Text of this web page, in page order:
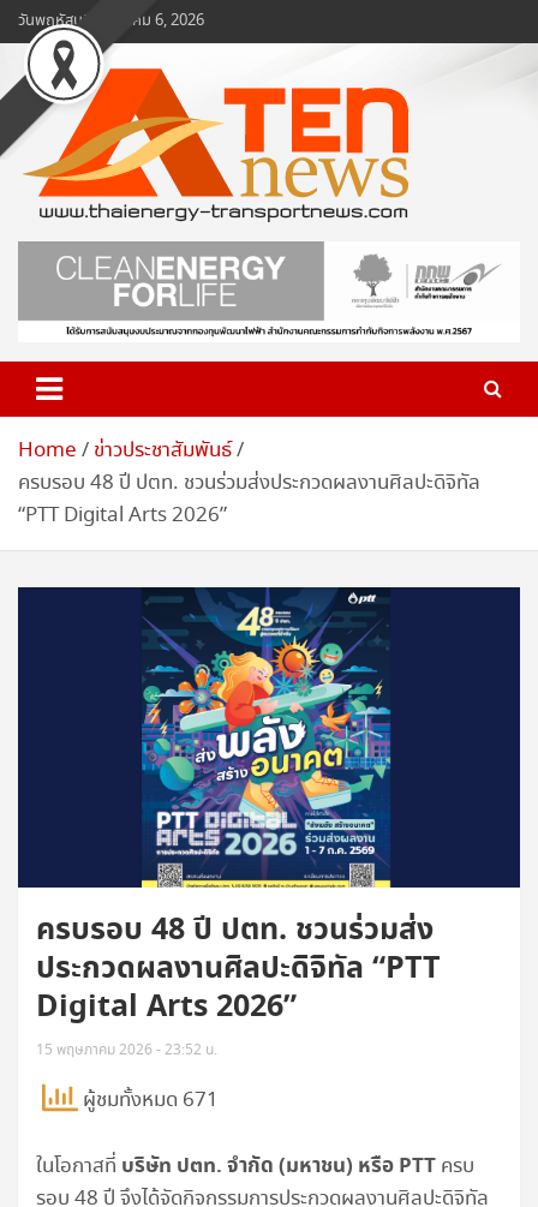
Skip
to
content
วันพฤหัสบดี, สิงหาคม 6, 2026
www.ten-news.com
ข่าวพลังงานและคมนาคม
Home
ข่าวประชาสัมพันธ์
ครบรอบ 48 ปี ปตท. ชวนร่วมส่งประกวดผลงานศิลปะดิจิทัล
“PTT Digital Arts 2026”
ครบรอบ 48 ปี ปตท. ชวนร่วมส่ง
ประกวดผลงานศิลปะดิจิทัล “PTT
Digital Arts 2026”
15 พฤษภาคม 2026 - 23:52 น.
ผู้ชมทั้งหมด 671
ในโอกาสที่ บริษัท ปตท. จำกัด (มหาชน) หรือPTT ครบ
รอบ 48 ปี จึงได้จัดกิจกรรมการประกวดผลงานศิลปะดิจิทัล